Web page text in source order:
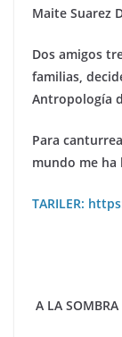
Maite Suarez
Dos amigos
familias,
Antropología
Para
mundo me ha
TARILER:
A LA